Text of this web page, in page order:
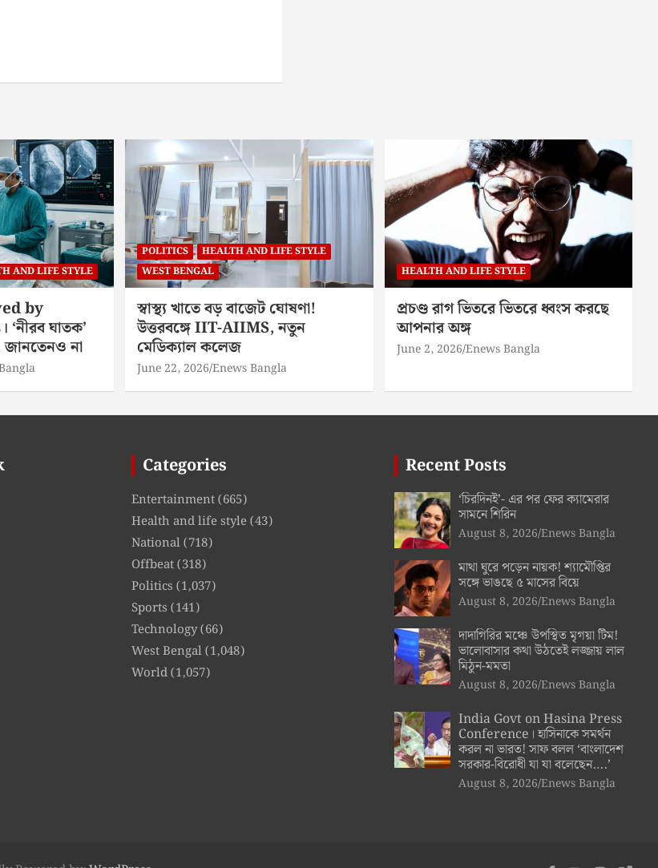
AND LIFE STYLE
by
ঘাতক’
না
POLITICS
HEALTH AND LIFE STYLE
WEST BENGAL
স্বাস্থ্য খাতে বড় বাজেট ঘোষণা!
উত্তরবঙ্গে IIT-AIIMS, নতুন
মেডিক্যাল কলেজ
June 22, 2026 Enews Bangla
HEALTH AND LIFE STYLE
প্রচণ্ড রাগ ভিতরে ভিতরে ধ্বংস করছে
আপনার অঙ্গ
June 2, 2026 Enews Bangla
Categories
Entertainment(665)
Health and life style(43)
National(718)
Offbeat(318)
Politics (1,037)
Sports (141)
Technology(66)
West Bengal(1,048)
World(1,057)
Recent Posts
‘চিরদিনই’- এর পর ফের ক্যামেরার
সামনে শিরিন
August 8, 2026 Enews Bangla
মাথা ঘুরে পড়েন নায়ক! শ্যামৌপ্তির
সঙ্গে ভাঙছে ৫ মাসের বিয়ে
August 8, 2026 Enews Bangla
দাদাগিরির মঞ্চে উপস্থিত মৃগয়া টিম!
ভালোবাসার কথা উঠতেই লজ্জায় লাল
মিঠুন-মমতা
August 8, 2026 Enews Bangla
India Govt on Hasina Press
Conference। হাসিনাকে সমর্থন
করল না ভারত! সাফ বলল ‘বাংলাদেশ
সরকার-বিরোধী যা যা বলেছেন….’
August 8, 2026 Enews Bangla